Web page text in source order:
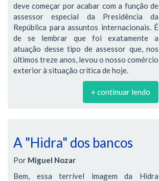
deve começar por acabar com a função de
assessor especial da Presidência da
República para assuntos internacionais. É
de se lembrar que foi exatamente a
atuação desse tipo de assessor que, nos
últimos treze anos, levou o nosso comércio
exterior à situação crítica de hoje.
+ continuar lendo
A "Hidra" dos bancos
Por Miguel Nozar
Bem, essa terrível imagem da Hidra